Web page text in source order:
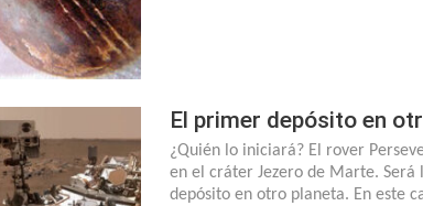
El primer depósito en
¿Quién lo iniciará? El rover
en el cráter Jezero de Marte.
depósito en otro planeta. En este